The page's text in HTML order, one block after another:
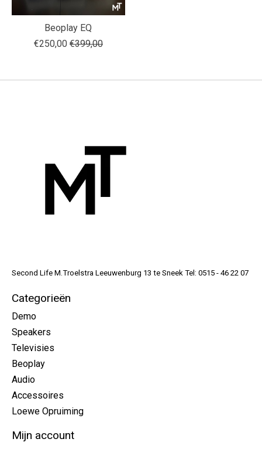
Beoplay EQ
€250,00 €399,00
Second Life M.Troelstra Leeuwenburg 13 te Sneek Tel: 0515 - 46 22 07
Categorieën
Demo
Speakers
Televisies
Beoplay
Audio
Accessoires
Loewe Opruiming
Mijn account